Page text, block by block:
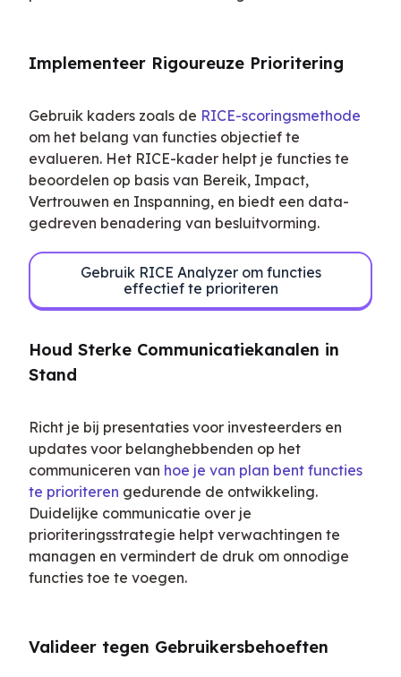
Implementeer Rigoureuze Prioritering
Gebruik kaders zoals de RICE-scoringsmethode
om het belang van functies objectief te
evalueren. Het RICE-kader helpt je functies te
beoordelen op basis van Bereik, Impact,
Vertrouwen en Inspanning, en biedt een data-
gedreven benadering van besluitvorming.
Gebruik RICE Analyzer om functies
effectief te prioriteren
Houd Sterke Communicatiekanalen in
Stand
Richt je bij presentaties voor investeerders en
updates voor belanghebbenden op het
communiceren van hoe je van plan bent functies
te prioriteren gedurende de ontwikkeling.
Duidelijke communicatie over je
prioriteringsstrategie helpt verwachtingen te
managen en vermindert de druk om onnodige
functies toe te voegen.
Valideer tegen Gebruikersbehoeften